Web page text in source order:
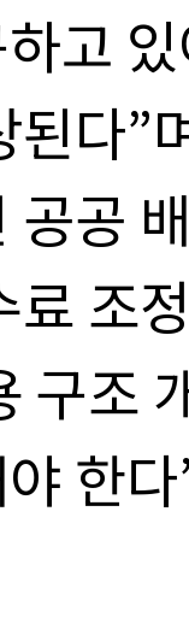
고
된다”
공공
료 조
구조
한다